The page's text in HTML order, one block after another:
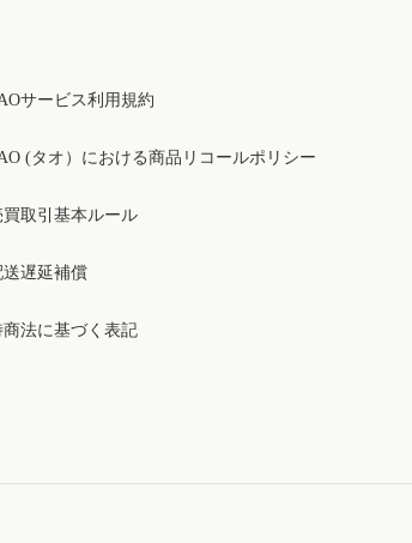
サービス利用規約
(タオ）における商品リコールポリシー
買取引基本ルール
送遅延補償
商法に基づく表記